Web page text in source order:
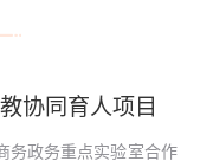
协同育人项目
务政务重点实验室合作